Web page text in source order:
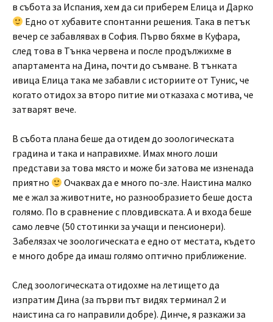
в събота за Испания, хем да си приберем Елица и Дарко
Едно от хубавите спонтанни решения. Така в петък
вечер се забавлявах в София. Първо бяхме в Куфара,
след това в Тънка червена и после продължихме в
апартамента на Дина, почти до съмване. В тънката
ивица Елица така ме забавли с историите от Тунис, че
когато отидох за второ питие ми отказаха с мотива, че
затварят вече.
В събота плана беше да отидем до зоологическата
градина и така и направихме. Имах много лоши
представи за това място и може би затова ме изненада
приятно
Очаквах да е много по-зле. Наистина малко
ме е жал за животните, но разнообразието беше доста
голямо. По в сравнение с пловдивската. А и входа беше
само левче (50 стотинки за учащи и пенсионери).
Забелязах че зоологическата е едно от местата, където
е много добре да имаш голямо оптично приближение.
След зоологическата отидохме на летището да
изпратим Дина (за първи път видях терминал 2 и
наистина са го направили добре). Динче, я разкажи за